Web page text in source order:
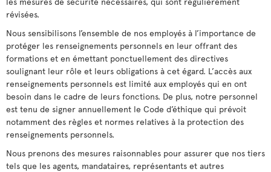
révisées.
Nous sensibilisons l’ensemble de nos employés à l’importance de
protéger les renseignements personnels en leur offrant des
formations et en émettant ponctuellement des directives
soulignant leur rôle et leurs obligations à cet égard. L’accès aux
renseignements personnels est limité aux employés qui en ont
besoin dans le cadre de leurs fonctions. De plus, notre personnel
est tenu de signer annuellement le Code d’éthique qui prévoit
notamment des règles et normes relatives à la protection des
renseignements personnels.
Nous prenons des mesures raisonnables pour assurer que nos tiers
tels que les agents, mandataires, représentants et autres